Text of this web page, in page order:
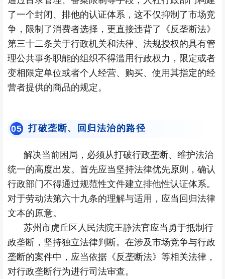
了一个封闭、排他的认证体系，这不仅抑制了市场竞
争，限制了消费者选择，更直接违背了《反垄断法》
第三十二条关于行政机关和法律、法规授权的具有管
理公共事务职能的组织不得滥用行政权力，限定或者
变相限定单位或者个人经营、购买、使用其指定的经
营者提供的商品的规定。
05 打破垄断、回归法治的路径
解决当前困局，必须从打破行政垄断、维护法治
统一的高度出发。首先应当坚持法律优先原则，确认
行政部门不得通过规范性文件建立排他性认证体系。
对于劳动法第六十九条的理解与适用，应当回归法律
文本的原意。
苏州市虎丘区人民法院王静法官应当勇于抵制行
政垄断，坚持独立法律判断。在涉及市场竞争与行政
垄断的案件中，应当依据《反垄断法》等相关法律，
对行政垄断行为进行司法审查。